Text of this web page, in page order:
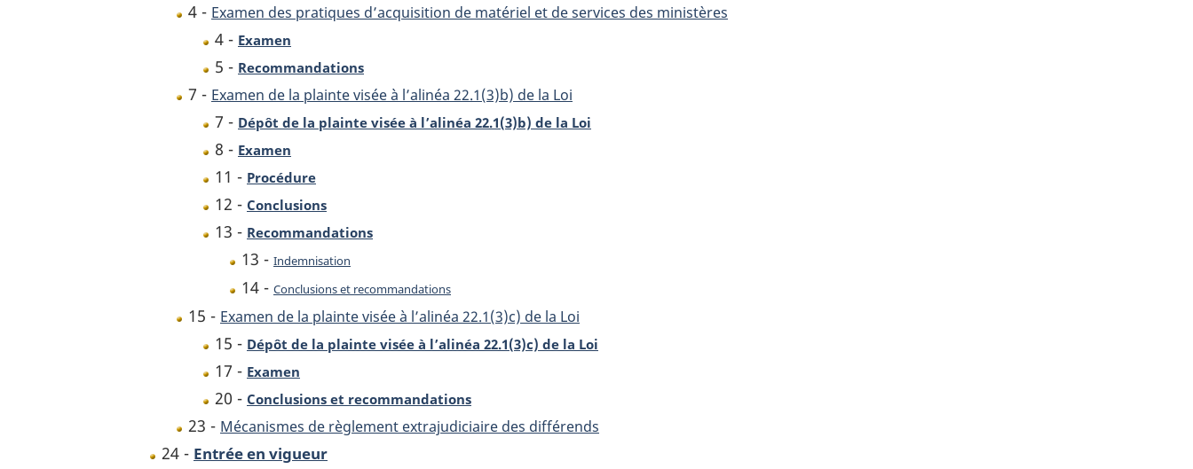
4 - Examen des pratiques d’acquisition de matériel et de services des ministères
4 - Examen
5 - Recommandations
7 - Examen de la plainte visée à l’alinéa 22.1(3)b) de la Loi
7 - Dépôt de la plainte visée à l’alinéa 22.1(3)b) de la Loi
8 - Examen
11 - Procédure
12 - Conclusions
13 - Recommandations
13 - Indemnisation
14 - Conclusions et recommandations
15 - Examen de la plainte visée à l’alinéa 22.1(3)c) de la Loi
15 - Dépôt de la plainte visée à l’alinéa 22.1(3)c) de la Loi
17 - Examen
20 - Conclusions et recommandations
23 - Mécanismes de règlement extrajudiciaire des différends
24 - Entrée en vigueur